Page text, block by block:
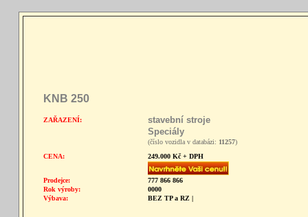
KNB 250
ZAŘAZENÍ:
stavební stroje
Speciály
(číslo vozidla v databázi: 11257)
CENA:
249.000 Kč + DPH
Prodejce:
777 866 866
Rok výroby:
0000
Výbava:
BEZ TP a RZ |